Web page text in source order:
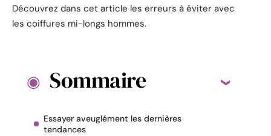
Découvrez dans cet article les erreurs à éviter avec
les coiffures mi-longs hommes.
Sommaire
Essayer aveuglément les dernières
tendances